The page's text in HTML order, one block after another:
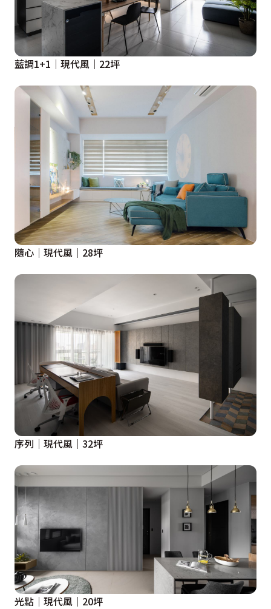
藍調1+1｜現代風｜22坪
隨心｜現代風｜28坪
序列｜現代風｜32坪
光點｜現代風｜20坪